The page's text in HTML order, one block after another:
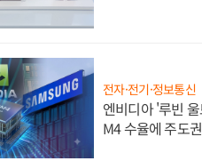
전자·전기·정보통신
엔비디아 '루빈
M4 수율에 주도